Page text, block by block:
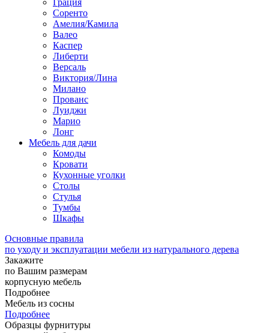
Грация
Соренто
Амелия/Камила
Валео
Каспер
Либерти
Версаль
Виктория/Лина
Милано
Прованс
Луиджи
Марио
Лонг
Мебель для дачи
Комоды
Кровати
Кухонные уголки
Столы
Стулья
Тумбы
Шкафы
Основные правила
по уходу и эксплуатации мебели из натурального дерева
Закажите
по Вашим размерам
корпусную мебель
Подробнее
Мебель из сосны
Подробнее
Образцы фурнитуры